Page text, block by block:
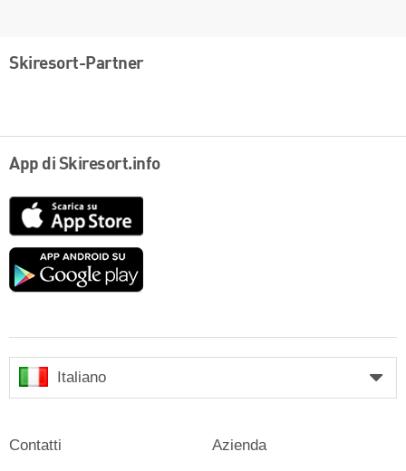
Skiresort-Partner
App di Skiresort.info
Google
Italiano
Contatti Azienda